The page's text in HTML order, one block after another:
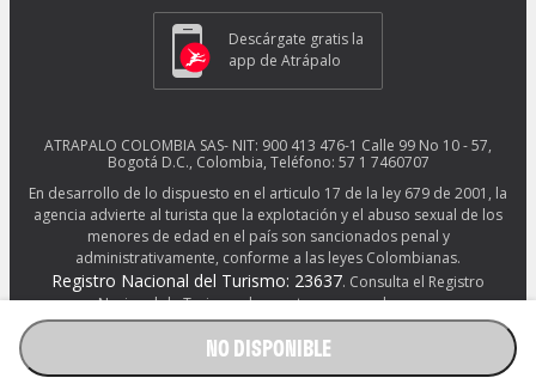
NO DISPONIBLE
Descárgate gratis la
app de Atrápalo
ATRAPALO COLOMBIA SAS- NIT: 900 413 476-1 Calle 99 No 10 - 57,
Bogotá D.C., Colombia, Teléfono: 57 1 7460707
En desarrollo de lo dispuesto en el articulo 17 de la ley 679 de 2001, la
agencia advierte al turista que la explotación y el abuso sexual de los
menores de edad en el país son sancionados penal y
administrativamente, conforme a las leyes Colombianas.
Registro Nacional del Turismo: 23637. Consulta el Registro
Nacional de Turismo de nuestros proveedores en
http://www.rues.org.co/RNT